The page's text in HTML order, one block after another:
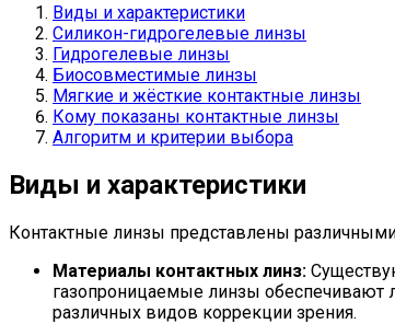
Виды и характеристики
Силикон-гидрогелевые линзы
Гидрогелевые линзы
Биосовместимые линзы
Мягкие и жёсткие контактные линзы
Кому показаны контактные линзы
Алгоритм и критерии выбора
Виды и характеристики
Контактные линзы представлены
Материалы контактных линз:
газопроницаемые линзы
различных видов коррекции зрения.